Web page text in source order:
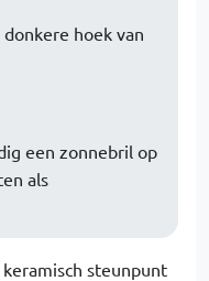
hoek van
een zonnebril op
als
steunpunt